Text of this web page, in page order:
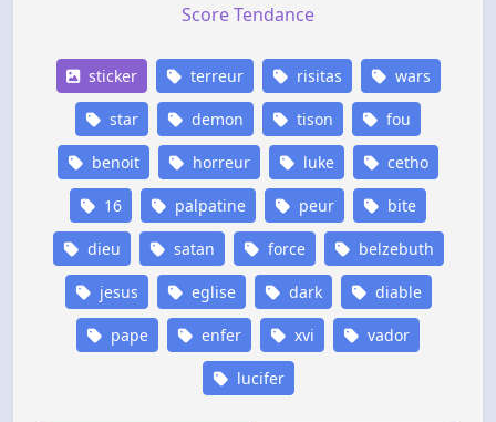
Score Tendance
sticker terreur risitas wars
star demon tison fou
benoit horreur luke cetho
16 palpatine peur bite
dieu satan force belzebuth
jesus eglise dark diable
pape enfer xvi vador
lucifer